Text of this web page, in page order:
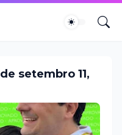
setembro 11,